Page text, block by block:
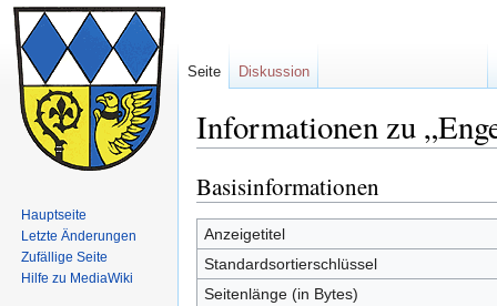
Informationen zu
Zur
Navigation
springen
Zur
Suche
springen
Basisinformationen
Anzeigetitel
Standardsortierschlüssel
Seitenlänge (in Bytes)
Seite Diskussion
Hauptseite
Letzte Änderungen
Zufällige Seite
Hilfe zu MediaWiki